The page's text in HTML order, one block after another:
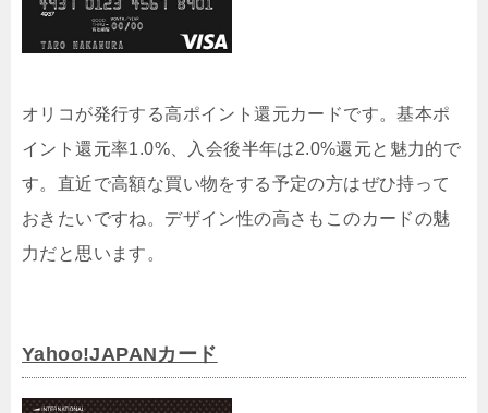
オリコが発行する高ポイント還元カードです。基本ポ
イント還元率1.0%、入会後半年は2.0%還元と魅力的で
す。直近で高額な買い物をする予定の方はぜひ持って
おきたいですね。デザイン性の高さもこのカードの魅
力だと思います。
Yahoo!JAPANカード